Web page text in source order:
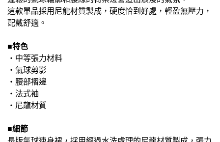
這款單品採用尼龍材質製成，硬度恰到好處，輕盈無壓力，
配戴舒適。
■特色
・中等張力材料
・氣球剪影
・腰部褶邊
・法式袖
・尼龍材質
■細節